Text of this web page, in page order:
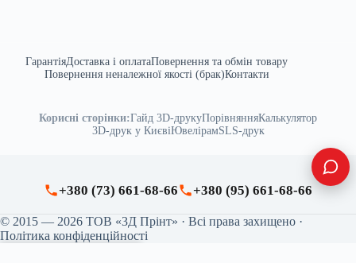
ГарантіяДоставка і оплатаПовернення та обмін товару
Повернення неналежної якості (брак)Контакти
Корисні сторінки:Гайд 3D-друкуПорівнянняКалькулятор
3D-друк у КиєвіЮвелірамSLS-друк
+380 (73) 661-68-66 +380 (95) 661-68-66
© 2015 — 2026 ТОВ «3Д Прінт» · Всі права захищено ·
Політика конфіденційності